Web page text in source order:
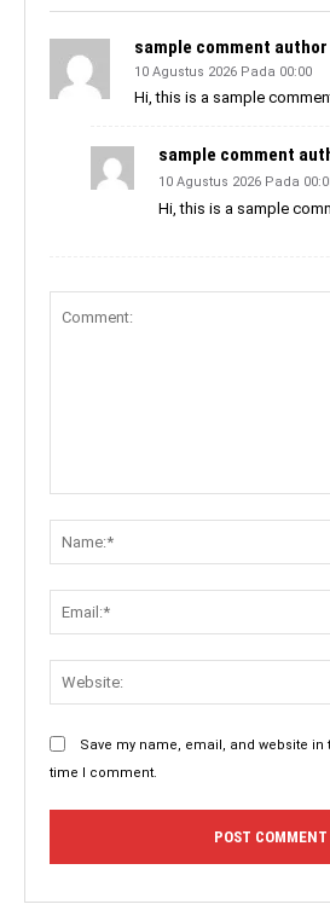
sample comment author
10 Agustus 2026 Pada 00:00
Hi, this is a sample
sample comment
10 Agustus 2026 Pada
Hi, this is a sample
Save my name, email, and website in
time I comment.